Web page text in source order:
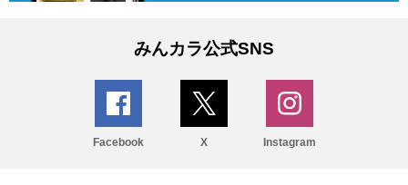
みんカラ公式SNS
Facebook X Instagram